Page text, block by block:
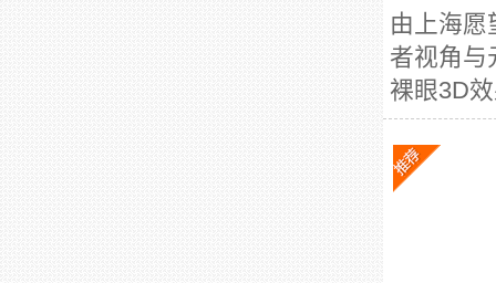
由上海
者视角与
裸眼3D